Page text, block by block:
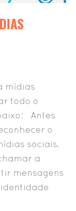
mídias
todo o
Antes
o
sociais.
a
mensagens